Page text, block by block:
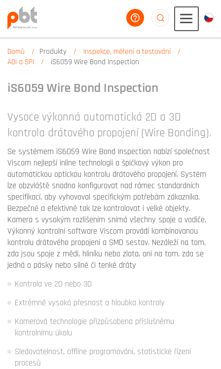
poradíme vám
Domů Produkty
Inspekce, měření a testování
AOI a SPI
iS6059 Wire Bond Inspection
iS6059 Wire Bond Inspection
Vysoce výkonná automatická 2D a 3D
kontrola drátového propojení (Wire Bonding).
Se systémem iS6059 Wire Bond Inspection nabízí společnost
Viscom nejlepší inline technologii a špičkový výkon pro
automatickou optickou kontrolu drátového propojení. Systém
lze obzvláště snadno konfigurovat nad rámec standardních
specifikací, aby vyhovoval specifickým potřebám zákazníka.
Bezpečně a efektivně tak lze kontrolovat i velké objekty.
Kamera s vysokým rozlišením snímá všechny spoje a vodiče.
Výkonný kontrolní software Viscom provádí kombinovanou
kontrolu drátového propojení a SMD sestav. Nezáleží na tom,
zda jsou spoje z mědi, hliníku nebo zlata, ani na tom, zda se
jedná o pásky nebo silné či tenké dráty
Kontrola ve 2D nebo 3D
Extrémně vysoká přesnost a hloubka kontroly
Kamerová technologie přizpůsobena příslušnému
kontrolnímu úkolu
Sledovatelnost, offline programování, statistické řízení
procesů